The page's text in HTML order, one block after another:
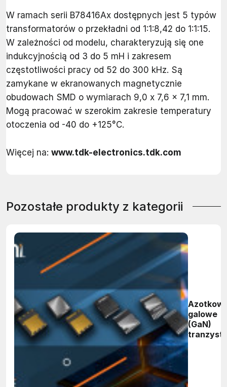
W ramach serii B78416Ax dostępnych jest 5 typów
transformatorów o przekładni od 1:1:8,42 do 1:1:15.
W zależności od modelu, charakteryzują się one
indukcyjnością od 3 do 5 mH i zakresem
częstotliwości pracy od 52 do 300 kHz. Są
zamykane w ekranowanych magnetycznie
obudowach SMD o wymiarach 9,0 x 7,6 x 7,1 mm.
Mogą pracować w szerokim zakresie temperatury
otoczenia od -40 do +125°C.
Więcej na: www.tdk-electronics.tdk.com
Pozostałe produkty z kategorii
galowe
(GaN)